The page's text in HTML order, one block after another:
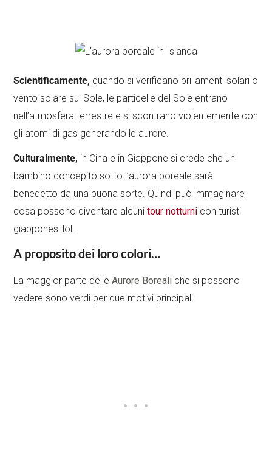
Scientificamente, quando si verificano brillamenti solari o
vento solare sul Sole, le particelle del Sole entrano
nell’atmosfera terrestre e si scontrano violentemente con
gli atomi di gas generando le aurore.
Culturalmente, in Cina e in Giappone si crede che un
bambino concepito sotto l’aurora boreale sarà
benedetto da una buona sorte. Quindi può immaginare
cosa possono diventare alcunitour notturni con turisti
giapponesi lol.
A proposito dei loro colori…
La maggior parte delleAurore Boreali che si possono
vedere sono verdi per due motivi principali: